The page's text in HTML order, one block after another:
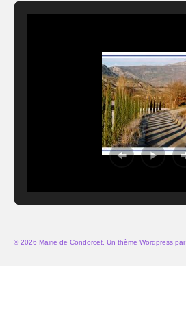
© 2026 Mairie de Condorcet. Un thème Wordpress par